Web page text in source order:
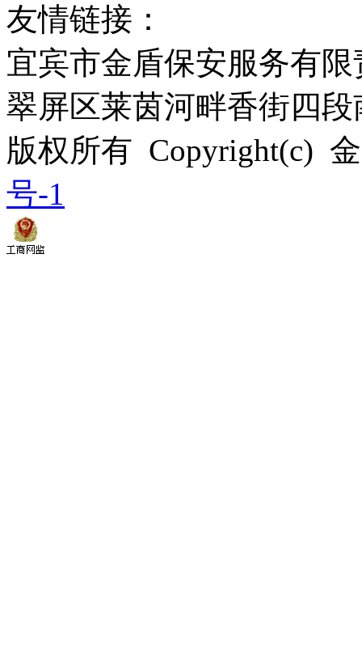
友情链接：
宜宾市金盾保安服务有
翠屏区莱茵河畔香街四段
版权所有 Copyright(c)
号-1